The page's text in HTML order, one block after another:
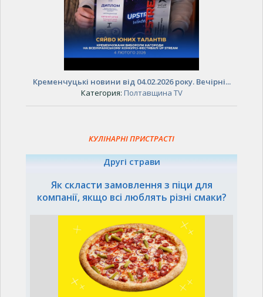
Кременчуцькі новини від 04.02.2026 року. Вечірні...
Категория: Полтавщина TV
КУЛІНАРНІ ПРИСТРАСТІ
Другі страви
Як скласти замовлення з піци для
компанії, якщо всі люблять різні смаки?